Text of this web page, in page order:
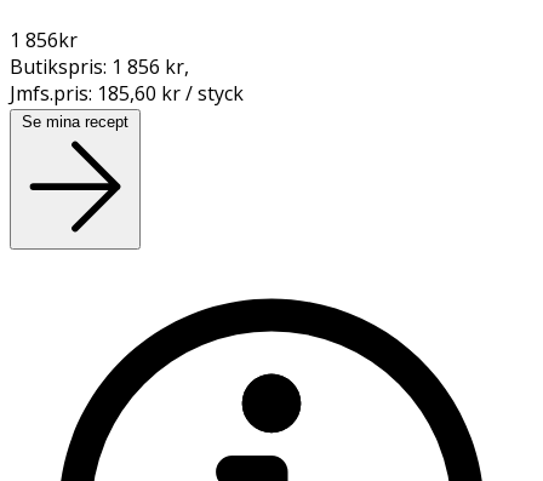
1 856kr
Butikspris: 1 856 kr,
Jmfs.pris: 185,60 kr / styck
Se mina recept